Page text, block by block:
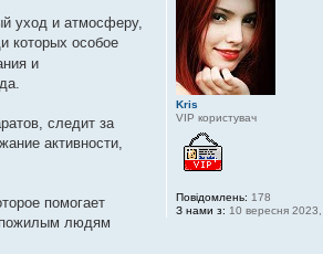
Kris
VIP користувач
Повідомлень: 178
З нами з: 10 вересня
уход и атмосферу,
которых особое
и
следит за
активности,
помогает
пожилым людям